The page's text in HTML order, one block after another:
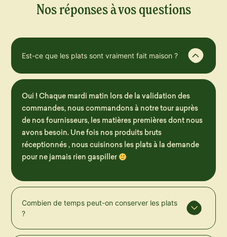
Nos réponses à vos questions
Est-ce que les plats sont vraiment fait maison ?
Oui ! Chaque mardi matin lors de la validation des
commandes, nous commandons à notre tour auprès
de nos fournisseurs, les matières premières dont nous
avons besoin. Une fois nos produits bruts
réceptionnés , nous cuisinons les plats à la demande
pour ne jamais rien gaspiller
Combien de temps peut-on conserver les plats
?